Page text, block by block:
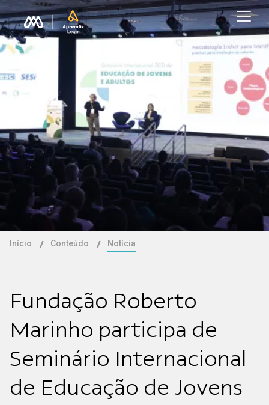
Início Conteúdo Notícia
Fundação Roberto
Marinho participa de
Seminário Internacional
de Educação de Jovens